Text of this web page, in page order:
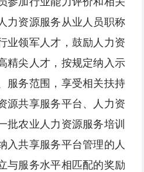
力资源服务从业人员职称
业领军人才，鼓励人力资
精尖人才，按规定纳入示
服务范围，享受相关扶持
源共享服务平台、人力资
批农业人力资源服务培训
入共享服务平台管理的人
与服务水平相匹配的奖励